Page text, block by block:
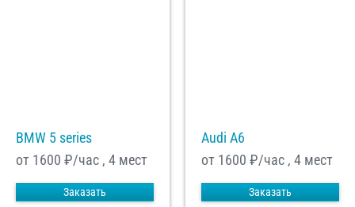
BMW 5 series
от 1600 ₽/час , 4 мест
Заказать
Audi A6
от 1600 ₽/час , 4 мест
Заказать